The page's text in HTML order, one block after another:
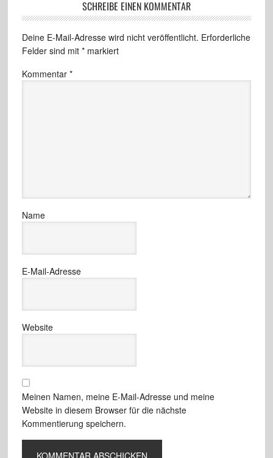
SCHREIBE EINEN KOMMENTAR
Deine E-Mail-Adresse wird nicht veröffentlicht. Erforderliche
Felder sind mit *markiert
Kommentar *
Name
E-Mail-Adresse
Website
Meinen Namen, meine E-Mail-Adresse und meine
Website in diesem Browser für die nächste
Kommentierung speichern.